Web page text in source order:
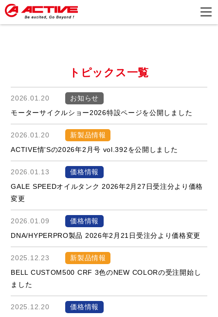
トピックス一覧
2026.01.20
お知らせ
モーターサイクルショー2026特設ページを公開しました
2026.01.20
新製品情報
ACTIVE情'Sの2026年2月号 vol.392を公開しました
2026.01.13
価格情報
GALE SPEEDオイルタンク 2026年2月27日受注分より価格
変更
2026.01.09
価格情報
DNA/HYPERPRO製品 2026年2月21日受注分より価格変更
2025.12.23
新製品情報
BELL CUSTOM500 CRF 3色のNEW COLORの受注開始し
ました
2025.12.20
価格情報